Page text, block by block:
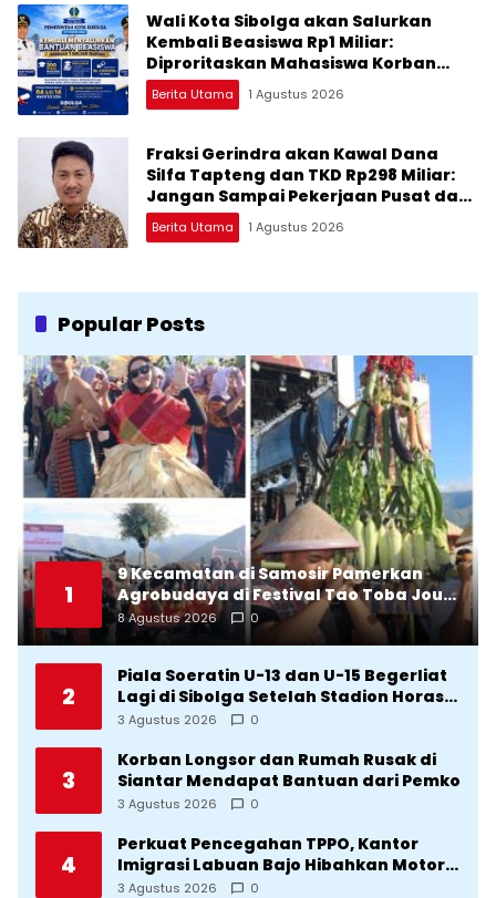
Wali Kota Sibolga akan Salurkan
Kembali Beasiswa Rp1 Miliar:
Diproritaskan Mahasiswa Korban
Bencana
Berita Utama 1 Agustus 2026
Fraksi Gerindra akan Kawal Dana
Silfa Tapteng dan TKD Rp298 Miliar:
Jangan Sampai Pekerjaan Pusat dan
Provinsi Diklaim Kerjaan Tapteng
Berita Utama 1 Agustus 2026
Popular Posts
1
9 Kecamatan di Samosir Pamerkan
Agrobudaya di Festival Tao Toba Jou-
Jou 2026: Membranding Produk Lokal
agar Terkenal
8 Agustus 2026 0
2
Piala Soeratin U-13 dan U-15 Begerliat
Lagi di Sibolga Setelah Stadion Horas
Direvitalisasi Wali Kota
3 Agustus 2026 0
3
Korban Longsor dan Rumah Rusak di
Siantar Mendapat Bantuan dari Pemko
3 Agustus 2026 0
4
Perkuat Pencegahan TPPO, Kantor
Imigrasi Labuan Bajo Hibahkan Motor
Operasional ke Lima Desa di
3 Agustus 2026 0